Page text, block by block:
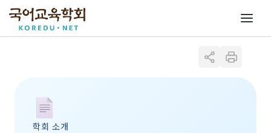
학회 소개